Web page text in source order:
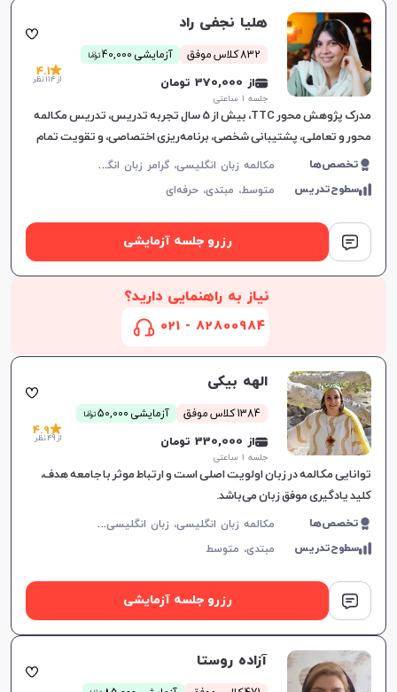
هلیا نجفی راد
832 کلاس موفق آزمایشی 40,000 توما
ن
از 370,000 تومان
جلسه ۱ ساعتی
4.1
از 114 نظر
مدرک پژوهش محور TTC، بیش از 5 سال تجربه تدریس، تدریس مکالمه
محور و تعاملی، پشتیبانی شخصی، برنامه‌ریزی اختصاصی، و تقویت تمام
مهارت‌های زبان انگلیسی.
تخصص‌ها م
کالمه زبان انگلیسی، گرامر زبان انگلیسی، زبان انگلیسی آمریکایی، زبان انگلیسی هفتم دبیرستان، زبان انگلیسی هشتم دبیرستان، زبان انگلیسی نهم دبیرستان، زبان انگلیسی دهم دبیرستان، زبان انگلیسی یازدهم دبیرستان، زبان انگلیسی عمومی، زبان انگلیسی دوازدهم دبیرستان، زبان انگلیسی کنکور سراسری، زبان انگلیسی کودکان
سطوح‌تدریس متوسط، مبتدی،حرفه‌ای
رزرو جلسه آزمایشی
نیاز به راهنمایی دارید؟
82800984 - 021
الهه بیکی
1384 کلاس موفق آزمایشی 50,000 توما
ن
از 330,000 تومان
جلسه ۱ ساعتی
4.9
از 49 نظر
توانایی مکالمه در زبان اولویت اصلی است و ارتباط موثر با جامعه هدف،
کلید یادگیری موفق زبان می‌باشد.
تخصص‌ها م
کالمه زبان انگلیسی، زبان انگلیسی عمومی، گرامر زبان انگلیسی، زبان انگلیسی آمریکایی، زبان انگلیسی هفتم دبیرستان، زبان انگلیسی هشتم دبیرستان، زبان انگلیسی نهم دبیرستان، زبان انگلیسی دهم دبیرستان، زبان انگلیسی یازدهم دبیرستان، زبان انگلیسی دوازدهم دبیرستان
سطوح‌تدریس مبتدی، متوسط
رزرو جلسه آزمایشی
آزاده روستا
ن
افزایش اعتبار